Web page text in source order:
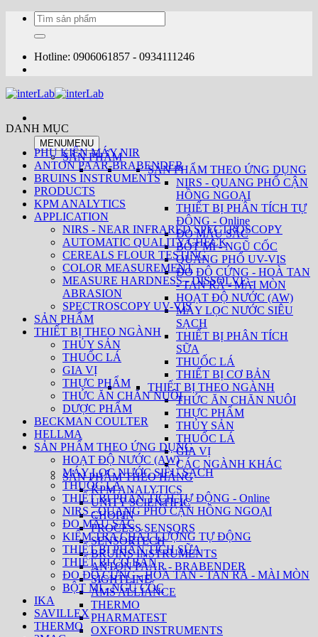
dung
Tìm
kiếm:
Hotline: 0906061857 - 0934111246
MENUMENU
SẢN PHẨM
SẢN PHẨM THEO ỨNG DỤNG
NIRS - QUANG PHỔ CẬN
HỒNG NGOẠI
THIẾT BỊ PHÂN TÍCH TỰ
ĐỘNG - Online
ĐO MÀU SẮC
BỘT MÌ - NGŨ CỐC
QUANG PHỔ UV-VIS
ĐO ĐỘ CỨNG - HOÀ TAN
- TAN RÃ - MÀI MÒN
HOẠT ĐỘ NƯỚC (AW)
MÁY LỌC NƯỚC SIÊU
SẠCH
THIẾT BỊ PHÂN TÍCH
SỮA
THUỐC LÁ
THIẾT BỊ CƠ BẢN
THIẾT BỊ THEO NGÀNH
THỨC ĂN CHĂN NUÔI
THỰC PHẨM
THỦY SẢN
THUỐC LÁ
GIA VỊ
CÁC NGÀNH KHÁC
SẢN PHẨM THEO HÃNG
KPM ANALYTICS
UNITY SCIENTIFIC
CHOPIN
PROCESS SENSORS
SENSORTECH
BRUINS INSTRUMENTS
ANTON PAAR - BRABENDER
SIGHTLINE
AMS ALLIANCE
THERMO
PHARMATEST
OXFORD INSTRUMENTS
DANH MỤC
PHỤ KIỆN MÁY NIR
ANTON PAAR-BRABENDER
BRUINS INSTRUMENTS
PRODUCTS
KPM ANALYTICS
APPLICATION
NIRS - NEAR INFRARED SPECTROSCOPY
AUTOMATIC QUALITY CHECK
CEREALS FLOUR TESTING
COLOR MEASUREMENT
MEASURE HARDNESS - DISSOLVE -
ABRASION
SPECTROSCOPY UV-VIS
SẢN PHẨM
THIẾT BỊ THEO NGÀNH
THỦY SẢN
THUỐC LÁ
GIA VỊ
THỰC PHẨM
THỨC ĂN CHĂN NUÔI
DƯỢC PHẨM
BECKMAN COULTER
HELLMA
SẢN PHẨM THEO ỨNG DỤNG
HOẠT ĐỘ NƯỚC (AW)
MÁY LỌC NƯỚC SIÊU SẠCH
THUỐC LÁ
THIẾT BỊ PHÂN TÍCH TỰ ĐỘNG - Online
NIRS - QUANG PHỔ CẬN HỒNG NGOẠI
ĐO MÀU SẮC
KIỂM TRA CHẤT LƯỢNG TỰ ĐỘNG
THIẾT BỊ PHÂN TÍCH SỮA
THIẾT BỊ CƠ BẢN
ĐO ĐỘ CỨNG - HOÀ TAN - TAN RÃ - MÀI MÒN
BỘT MÌ - NGŨ CỐC
IKA
SAVILLEX
THERMO